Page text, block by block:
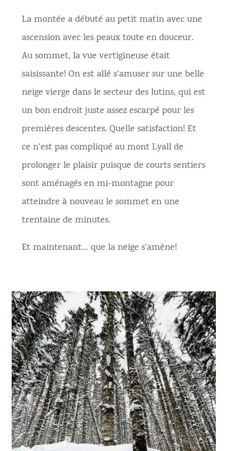
La montée a débuté au petit matin avec une
ascension avec les peaux toute en douceur.
Au sommet, la vue vertigineuse était
saisissante! On est allé s’amuser sur une belle
neige vierge dans le secteur des lutins, qui est
un bon endroit juste assez escarpé pour les
premières descentes. Quelle satisfaction! Et
ce n’est pas compliqué au mont Lyall de
prolonger le plaisir puisque de courts sentiers
sont aménagés en mi-montagne pour
atteindre à nouveau le sommet en une
trentaine de minutes.
Et maintenant… que la neige s’amène!